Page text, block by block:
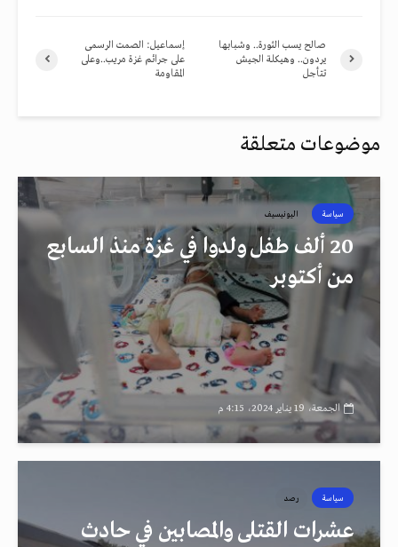
إسماعيل: الصمت الرسمى
على جرائم غزة مريب..وعلى
المقاومة
صالح يسب الثورة.. وشبابها
يردون.. وهيكلة الجيش
تتأجل
موضوعات متعلقة
سياسة اليونيسيف
20 ألف طفل ولدوا في غزة منذ السابع
من أكتوبر
الجمعة، 19 يناير 2024، 4:15 م
سياسة رصد
عشرات القتلى والمصابين في حادث